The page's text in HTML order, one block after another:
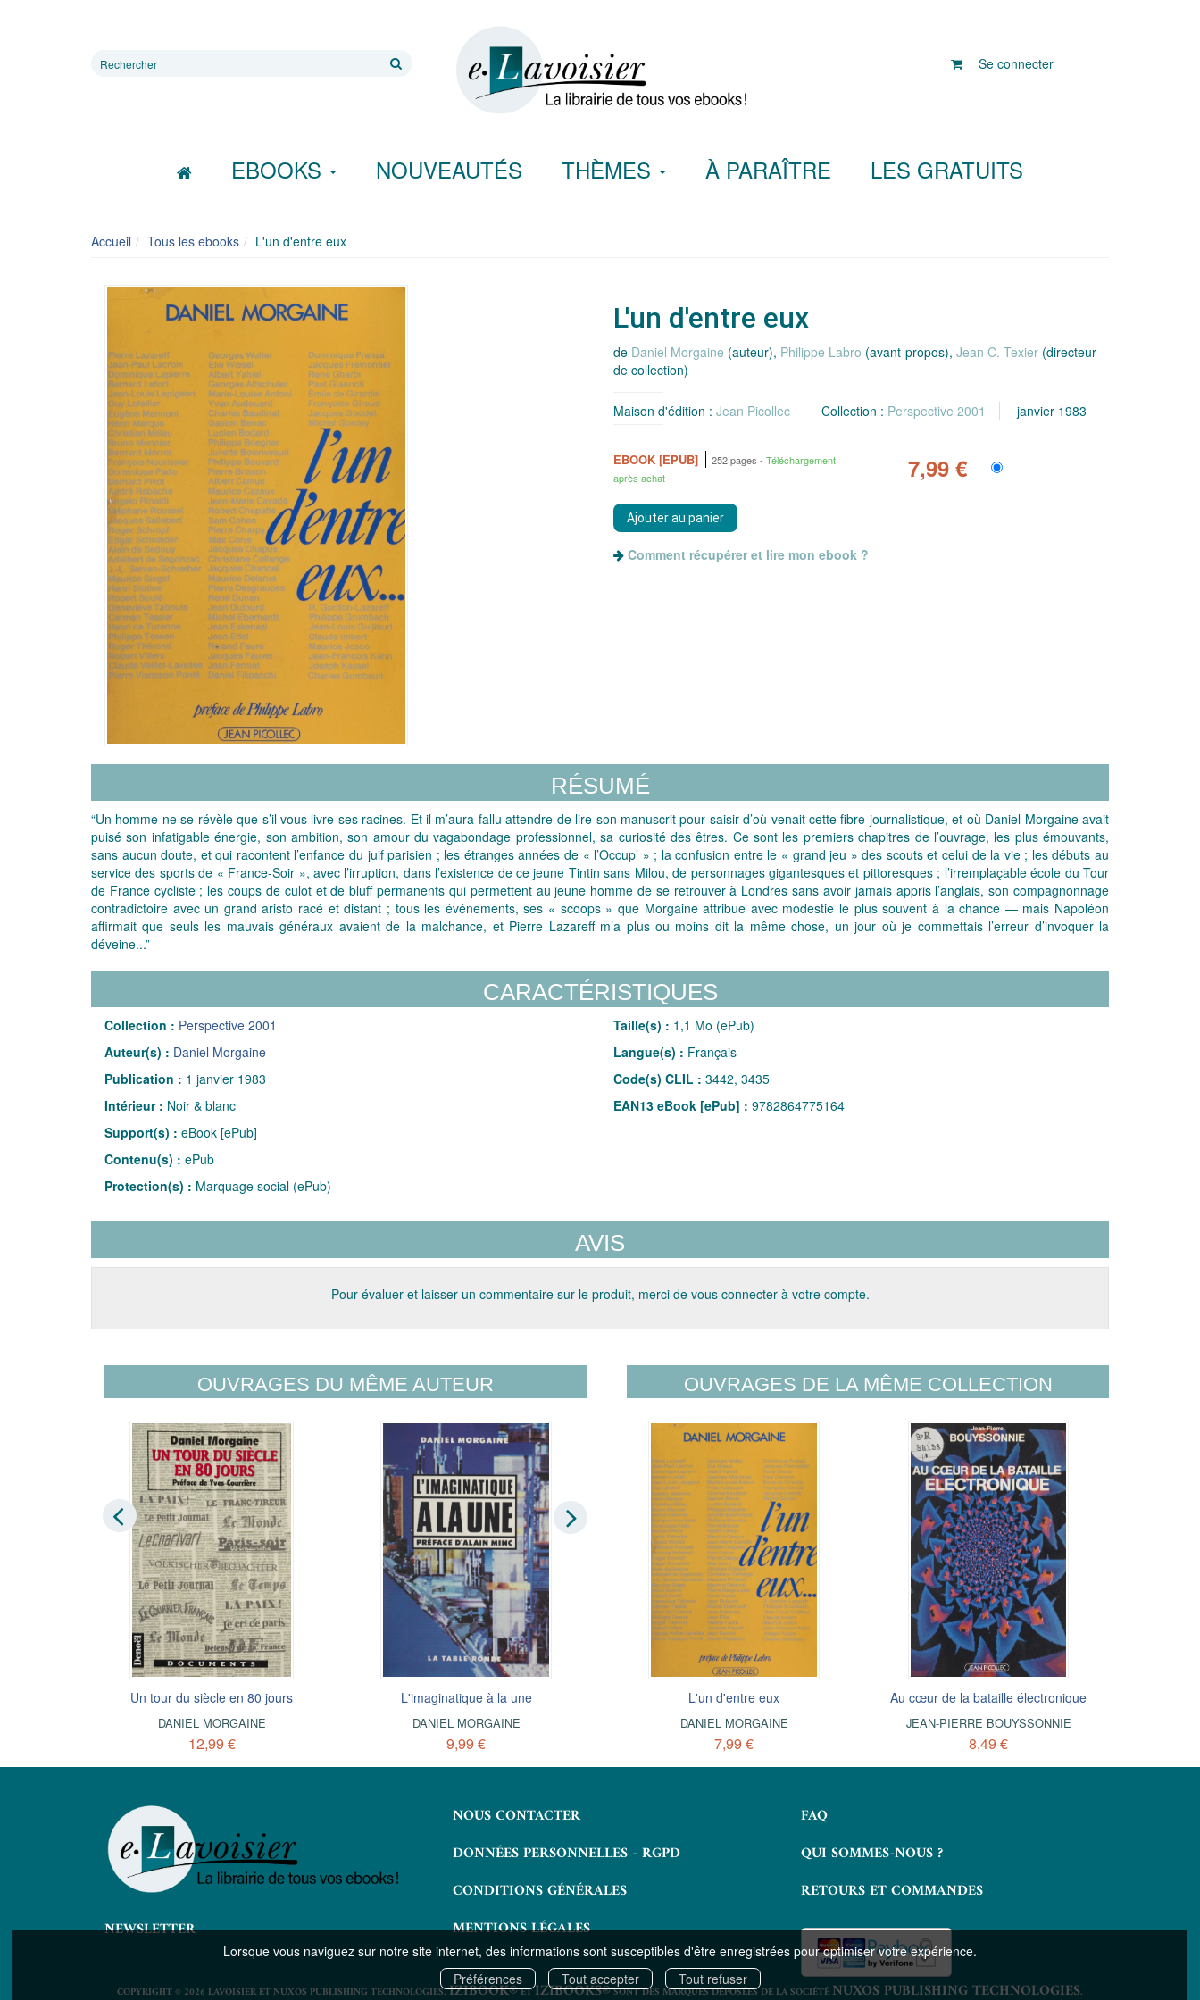
Lorsque vous naviguez sur notre site internet, des informations sont susceptibles d'être enregistrées pour optimiser votre expérience.
Préférences
Tout accepter Tout refuser
Rechercher
Se connecter
EBOOKS NOUVEAUTÉS THÈMES À PARAÎTRE LES GRATUITS
Accueil Tous les ebooks L'un d'entre eux
L'un d'entre eux
de Daniel Morgaine (auteur), Philippe Labro (avant-propos), Jean C. Texier (directeur
de collection)
Maison d'édition : Jean Picollec Collection : Perspective 2001 janvier 1983
EBOOK [EPUB] 252 pages
Téléchargement
après achat
7,99 €
Comment récupérer et lire mon ebook ?
RÉSUMÉ
“Un homme ne se révèle que s’il vous livre ses racines. Et il m’aura fallu attendre de lire son manuscrit pour saisir d’où venait cette fibre journalistique, et où Daniel Morgaine avait
puisé son infatigable énergie, son ambition, son amour du vagabondage professionnel, sa curiosité des êtres. Ce sont les premiers chapitres de l’ouvrage, les plus émouvants,
sans aucun doute, et qui racontent l’enfance du juif parisien ; les étranges années de « l’Occup’ » ; la confusion entre le « grand jeu » des scouts et celui de la vie ; les débuts au
service des sports de « France-Soir », avec l’irruption, dans l’existence de ce jeune Tintin sans Milou, de personnages gigantesques et pittoresques ; l’irremplaçable école du Tour
de France cycliste ; les coups de culot et de bluff permanents qui permettent au jeune homme de se retrouver à Londres sans avoir jamais appris l’anglais, son compagnonnage
contradictoire avec un grand aristo racé et distant ; tous les événements, ses « scoops » que Morgaine attribue avec modestie le plus souvent à la chance — mais Napoléon
affirmait que seuls les mauvais généraux avaient de la malchance, et Pierre Lazareff m’a plus ou moins dit la même chose, un jour où je commettais l’erreur d’invoquer la
déveine...”
CARACTÉRISTIQUES
Collection : Perspective 2001
Auteur(s) : Daniel Morgaine
Publication : 1 janvier 1983
Intérieur : Noir & blanc
Support(s) : eBook [ePub]
Contenu(s) : ePub
Protection(s) : Marquage social (ePub)
Taille(s) : 1,1 Mo (ePub)
Langue(s) : Français
Code(s) CLIL : 3442, 3435
EAN13 eBook [ePub] : 9782864775164
AVIS
Pour évaluer et laisser un commentaire sur le produit, merci de vous connecter à votre compte.
OUVRAGES DU MÊME AUTEUR
Un tour du siècle en 80 jours
DANIEL MORGAINE
12,99 €
L'imaginatique à la une
DANIEL MORGAINE
9,99 €
L'imaginatique à la une
DANIEL MORGAINE
9,99 €
Sept de cœur
DANIEL MORGAINE
7,49 €
OUVRAGES DE LA MÊME COLLECTION
L'un d'entre eux
DANIEL MORGAINE
7,99 €
Au cœur de la bataille électronique
JEAN-PIERRE BOUYSSONNIE
8,49 €
L'un d'entre eux
DANIEL MORGAINE
7,99 €
Au cœur de la bataille électronique
JEAN-PIERRE BOUYSSONNIE
8,49 €
NEWSLETTER
NOUS CONTACTER
DONNÉES PERSONNELLES - RGPD
CONDITIONS GÉNÉRALES
MENTIONS LÉGALES
FAQ
QUI SOMMES-NOUS ?
RETOURS ET COMMANDES
COPYRIGHT © 2026 LAVOISIER ET NUXOS PUBLISHING TECHNOLOGIES.IZIBOOK®ETIZIBOOKS®SONT DES MARQUES DÉPOSÉES DE LA SOCIÉTÉ NUXOS PUBLISHING TECHNOLOGIES.